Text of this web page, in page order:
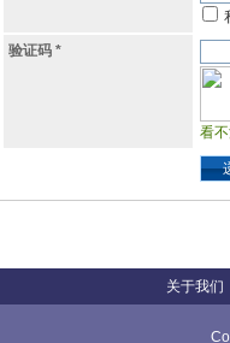
验证码 *
看
关于我们